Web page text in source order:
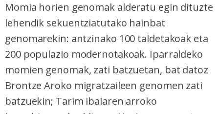
Momia horien genomak alderatu egin dituzte
lehendik sekuentziatutako hainbat
genomarekin: antzinako 100 taldetakoak eta
200 populazio modernotakoak. Iparraldeko
momien genomak, zati batzuetan, bat datoz
Brontze Aroko migratzaileen genomen zati
batzuekin; Tarim ibaiaren arroko